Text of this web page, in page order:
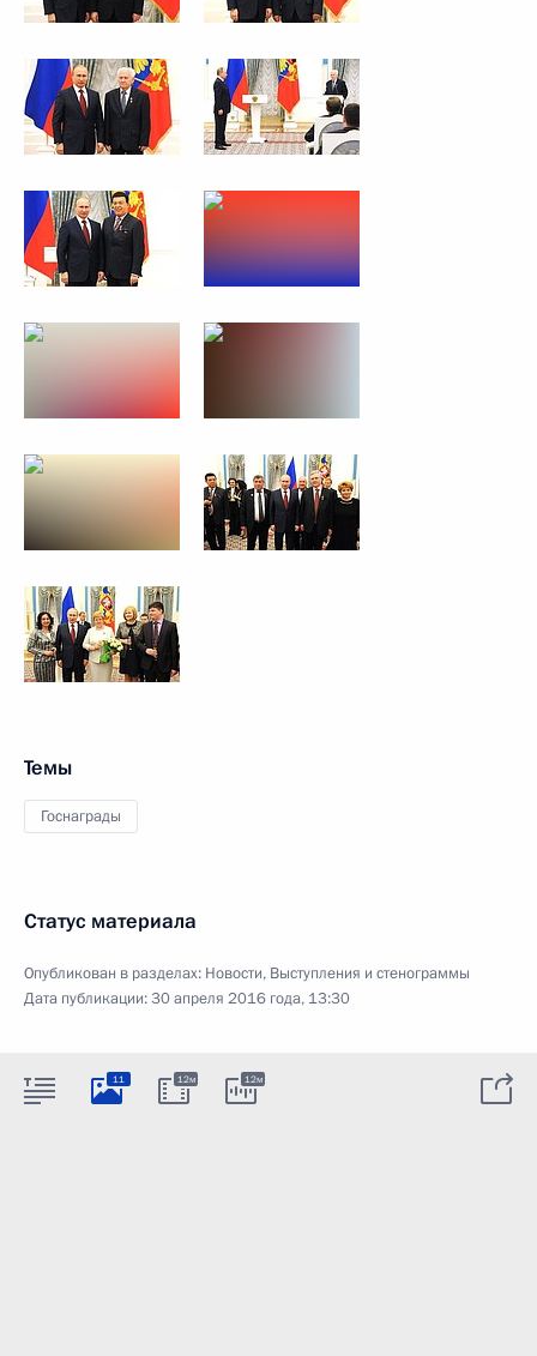
Темы
Госнаграды
Статус материала
Опубликован в разделах: Новости, Выступления и стенограммы
Дата публикации:30 апреля 2016 года, 13:30
11 12м 12м